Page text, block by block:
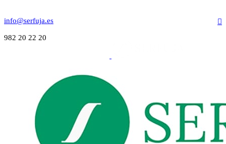
info@serfuja.es
982 20 22 20